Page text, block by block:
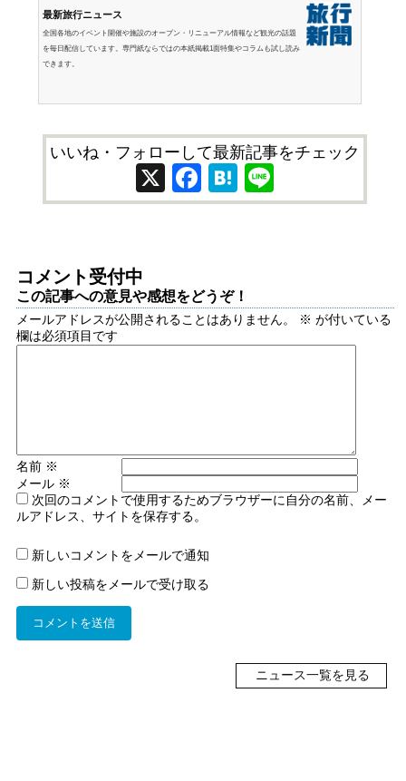
最新旅行ニュース
全国各地のイベント開催や施設のオープン・リニューアル情報など観光の話題
を毎日配信しています。専門紙ならではの本紙掲載1面特集やコラムも試し読み
できます。
いいね・フォローして最新記事をチェック
X Facebook
Hatena
コメント受付中
この記事への意見や感想をどうぞ！
メールアドレスが公開されることはありません。 ※ が付いている
欄は必須項目です
名前 ※
メール ※
次回のコメントで使用するためブラウザーに自分の名前、メー
ルアドレス、サイトを保存する。
新しいコメントをメールで通知
新しい投稿をメールで受け取る
ニュース一覧を見る